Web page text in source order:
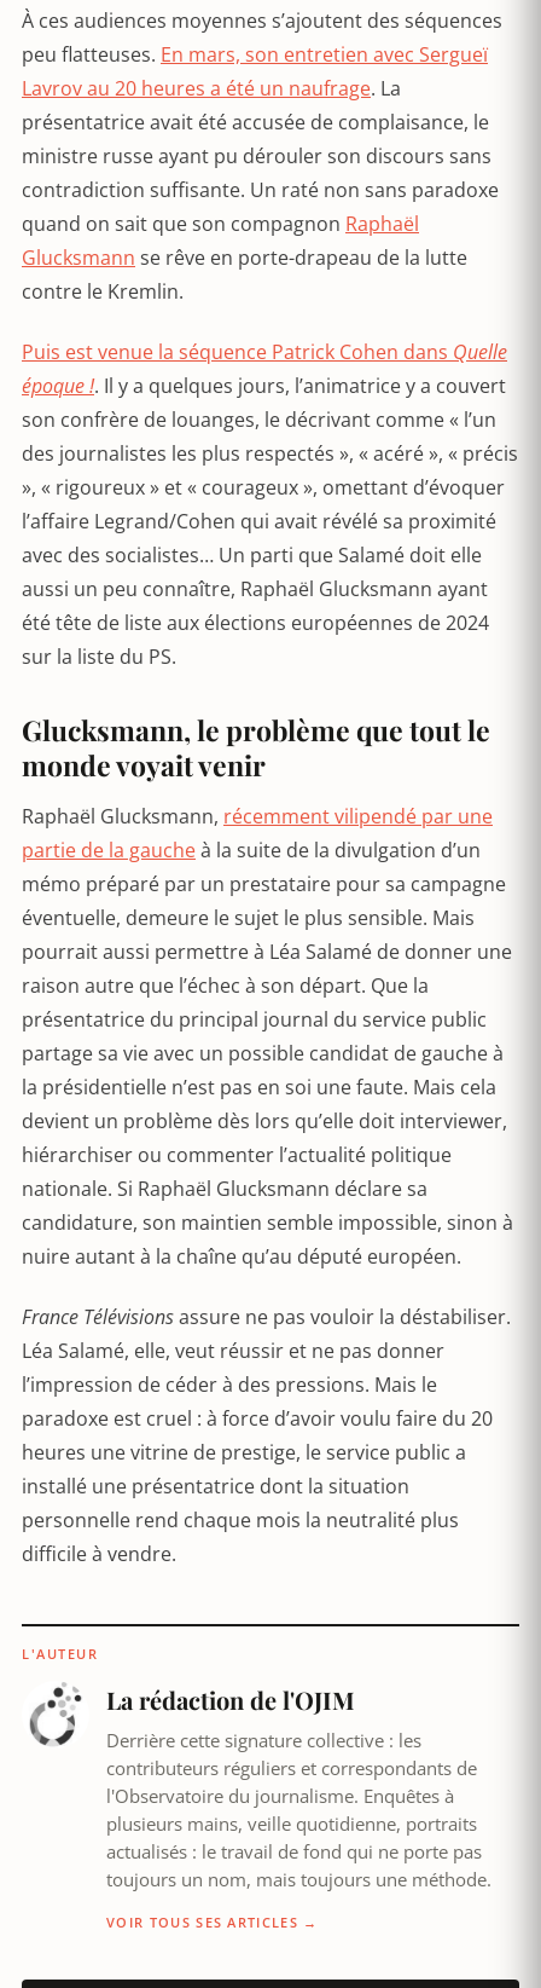
À ces audiences moyennes s’ajoutent des séquences
peu flatteuses. En mars, son entretien avec Sergueï
Lavrov au 20 heures a été un naufrage. La
présentatrice avait été accusée de complaisance, le
ministre russe ayant pu dérouler son discours sans
contradiction suffisante. Un raté non sans paradoxe
quand on sait que son compagnon Raphaël
Glucksmann se rêve en porte-drapeau de la lutte
contre le Kremlin.
Puis est venue la séquence Patrick Cohen dans Quelle
époque !. Il y a quelques jours, l’animatrice y a couvert
son confrère de louanges, le décrivant comme « l’un
des journalistes les plus respectés », « acéré », « précis
», « rigoureux » et « courageux », omettant d’évoquer
l’affaire Legrand/Cohen qui avait révélé sa proximité
avec des socialistes… Un parti que Salamé doit elle
aussi un peu connaître, Raphaël Glucksmann ayant
été tête de liste aux élections européennes de 2024
sur la liste du PS.
Glucksmann, le problème que tout le
monde voyait venir
Raphaël Glucksmann, récemment vilipendé par une
partie de la gaucheà la suite de la divulgation d’un
mémo préparé par un prestataire pour sa campagne
éventuelle, demeure le sujet le plus sensible. Mais
pourrait aussi permettre à Léa Salamé de donner une
raison autre que l’échec à son départ. Que la
présentatrice du principal journal du service public
partage sa vie avec un possible candidat de gauche à
la présidentielle n’est pas en soi une faute. Mais cela
devient un problème dès lors qu’elle doit interviewer,
hiérarchiser ou commenter l’actualité politique
nationale. Si Raphaël Glucksmann déclare sa
candidature, son maintien semble impossible, sinon à
nuire autant à la chaîne qu’au député européen.
France Télévisionsassure ne pas vouloir la déstabiliser.
Léa Salamé, elle, veut réussir et ne pas donner
l’impression de céder à des pressions. Mais le
paradoxe est cruel : à force d’avoir voulu faire du 20
heures une vitrine de prestige, le service public a
installé une présentatrice dont la situation
personnelle rend chaque mois la neutralité plus
difficile à vendre.
L'AUTEUR
La rédaction de l'OJIM
Derrière cette signature collective : les
contributeurs réguliers et correspondants de
l'Observatoire du journalisme. Enquêtes à
plusieurs mains, veille quotidienne, portraits
actualisés : le travail de fond qui ne porte pas
toujours un nom, mais toujours une méthode.
VOIR TOUS SES ARTICLES →